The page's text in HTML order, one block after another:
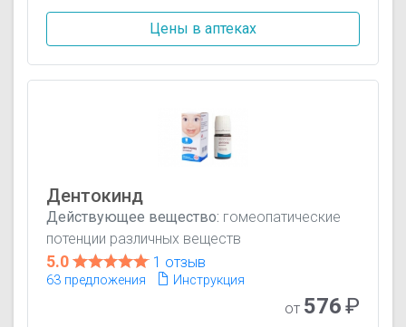
Цены в аптеках
Дентокинд
Действующее вещество: гомеопатические
потенции различных веществ
5.0 1 отзыв
63 предложения Инструкция
от 576₽